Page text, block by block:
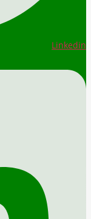
Linkedin